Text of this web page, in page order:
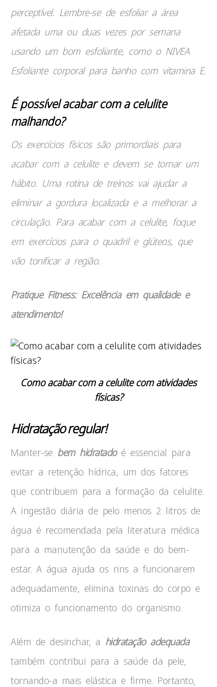
perceptível. Lembre-se de esfoliar a área
afetada uma ou duas vezes por semana
usando um bom esfoliante, como o NIVEA
Esfoliante corporal para banho com vitamina E.
É possível acabar com a celulite
malhando?
Os exercícios físicos são primordiais para
acabar com a celulite e devem se tornar um
hábito. Uma rotina de treinos vai ajudar a
eliminar a gordura localizada e a melhorar a
circulação. Para acabar com a celulite, foque
em exercícios para o quadril e glúteos, que
vão tonificar a região.
Pratique Fitness: Excelência em qualidade e
atendimento!
Como acabar com a celulite com atividades
físicas?
Hidratação regular!
Manter-se bem hidratadoé essencial para
evitar a retenção hídrica, um dos fatores
que contribuem para a formação da celulite.
A ingestão diária de pelo menos 2 litros de
água é recomendada pela literatura médica
para a manutenção da saúde e do bem-
estar. A água ajuda os rins a funcionarem
adequadamente, elimina toxinas do corpo e
otimiza o funcionamento do organismo.
Além de desinchar, a hidratação adequada
também contribui para a saúde da pele,
tornando-a mais elástica e firme. Portanto,